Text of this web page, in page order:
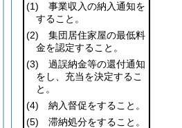
(1) 事業収入の納入通知を
すること。
(2) 集団居住家屋の最低料
金を認定すること。
(3) 過誤納金等の還付通知
をし、充当を決定するこ
と。
(4) 納入督促をすること。
(5) 滞納処分をすること。